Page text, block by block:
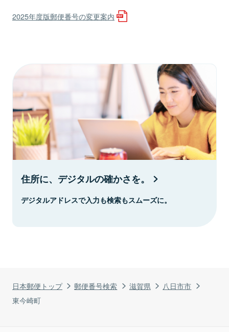
日本郵便トップ 郵便番号検索 滋賀県
八日市市
東今崎町
2025年度版郵便番号の変更案内
住所に、デジタルの確かさを。
デジタルアドレスで入力も検索もスムーズに。